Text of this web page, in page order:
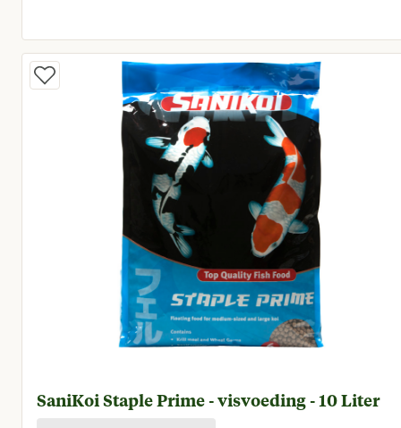
Huidige prijs € 8,19
SaniKoi Staple Prime - visvoeding - 10 Liter